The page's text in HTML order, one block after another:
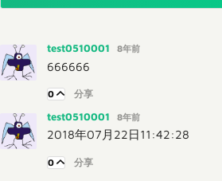
test0510001 8年前
666666
0 分享
test0510001 8年前
2018年07月22日11:42:28
0 分享